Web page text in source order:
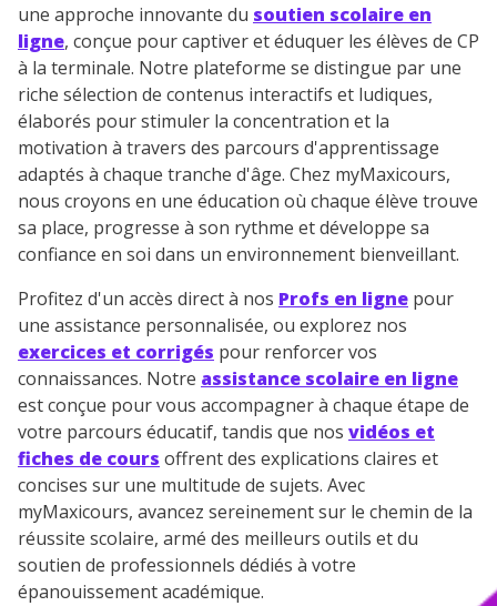
une approche innovante du soutien scolaire en
ligne, conçue pour captiver et éduquer les élèves de CP
à la terminale. Notre plateforme se distingue par une
riche sélection de contenus interactifs et ludiques,
élaborés pour stimuler la concentration et la
motivation à travers des parcours d'apprentissage
adaptés à chaque tranche d'âge. Chez myMaxicours,
nous croyons en une éducation où chaque élève trouve
sa place, progresse à son rythme et développe sa
confiance en soi dans un environnement bienveillant.
Profitez d'un accès direct à nos Profs en ligne pour
une assistance personnalisée, ou explorez nos
exercices et corrigés pour renforcer vos
connaissances. Notre assistance scolaire en ligne
est conçue pour vous accompagner à chaque étape de
votre parcours éducatif, tandis que nos vidéos et
fiches de cours offrent des explications claires et
concises sur une multitude de sujets. Avec
myMaxicours, avancez sereinement sur le chemin de la
réussite scolaire, armé des meilleurs outils et du
soutien de professionnels dédiés à votre
épanouissement académique.